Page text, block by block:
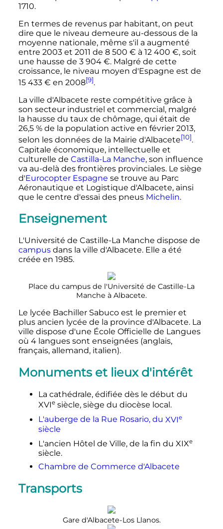
1710.
En termes de revenus par habitant, on peut
dire que le niveau demeure au-dessous de la
moyenne nationale, même s'il a augmenté
entre 2003 et 2011 de 8 500 € à 12 400 €, soit
une hausse de 3 904 €. Malgré de cette
croissance, le niveau moyen d'Espagne est de
15 433 € en 2008[9].
La ville d'Albacete reste compétitive grâce à
son secteur industriel et commercial, malgré
la hausse du taux de chômage, qui était de
26,5 % de la population active en février 2013,
selon les données de la Mairie d'Albacete[10].
Capitale économique, intellectuelle et
culturelle de Castilla-La Manche, son influence
va au-delà des frontières provinciales. Le siège
d'Eurocopter Espagne se trouve au Parc
Aéronautique et Logistique d'Albacete, ainsi
que le centre d'essai des pneus Michelin.
Enseignement
L'Université de Castille-La Manche dispose de
campusdans la ville d'Albacete. Elle a été
créée en 1985.
Place du campus de l'Université de Castille-La
Manche à Albacete.
Le lycée Bachiller Sabuco est le premier et
plus ancien lycée de la province d'Albacete. La
ville dispose d'une École Officielle de Langues
où 4 langues sont enseignées (anglais,
français, allemand, italien).
Monuments et lieux d'intérêt
La cathédrale, édifiée dès le début du
XVIe siècle, siège du diocèse local.
L'auberge de la Rue Rosario, du XVIe
siècle
L'ancien Hôtel de Ville, de la fin du XIXe
siècle.
Chambre de Commerce d'Albacete
Transports
Gare d'Albacete-Los Llanos.